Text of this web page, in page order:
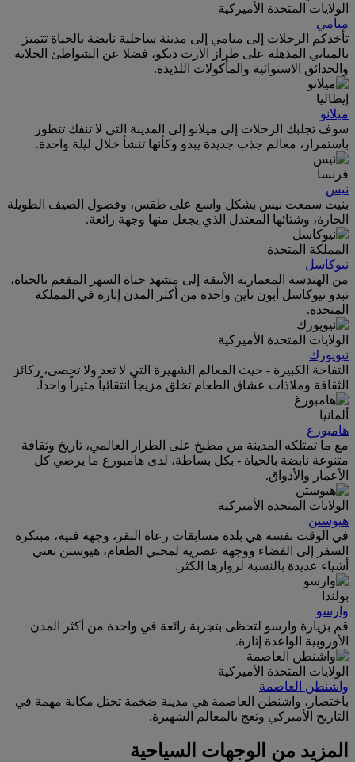
الولايات المتحدة الأميركية
ميامي
تأخذكم الرحلات إلى ميامي إلى مدينة ساحلية نابضة بالحياة تتميز
بالمباني المذهلة على طراز الآرت ديكو، فضلا عن الشواطئ الخلابة
والحدائق الاستوائية والمأكولات اللذيذة.
إيطاليا
ميلانو
سوف تجلبك الرحلات إلى ميلانو إلى المدينة التي لا تنفك تتطور
باستمرار، معالم جذب جديدة يبدو وكأنها تنشأ خلال ليلة واحدة.
فرنسا
نيس
بنيت سمعت نيس بشكل واسع على طقس، وفصول الصيف الطويلة
الحارة، وشتائها المعتدل الذي يجعل منها وجهة رائعة.
المملكة المتحدة
نيوكاسل
من الهندسة المعمارية الأنيقة إلى مشهد حياة السهر المفعم بالحياة،
تبدو نيوكاسل أبون تاين واحدة من أكثر المدن إثارة في المملكة
المتحدة.
الولايات المتحدة الأميركية
نيويورك
التفاحة الكبيرة - حيث المعالم الشهيرة التي لا تعد ولا تحصى، ركائز
الثقافة وملاذات عشاق الطعام تخلق مزيجاً انتقائياً مثيراً واحداً.
ألمانيا
هامبورغ
مع ما تمتلكه المدينة من مطبخ على الطراز العالمي، تاريخ وثقافة
متنوعة نابضة بالحياة - بكل بساطة، لدى هامبورغ ما يرضي كل
الأعمار والأذواق.
الولايات المتحدة الأميركية
هيوستن
في الوقت نفسه هي بلدة مسابقات رعاة البقر، وجهة فنية، مبتكرة
السفر إلى الفضاء ووجهة عصرية لمحبي الطعام، هيوستن تعني
أشياء عديدة بالنسبة لزوارها الكثر.
بولندا
وارسو
قم بزيارة وارسو لتحظى بتجربة رائعة في واحدة من أكثر المدن
الأوروبية الواعدة إثارة.
الولايات المتحدة الأميركية
واشنطن العاصمة
باختصار، واشنطن العاصمة هي مدينة ضخمة تحتل مكانة مهمة في
التاريخ الأميركي وتعج بالمعالم الشهيرة.
المزيد من الوجهات السياحية